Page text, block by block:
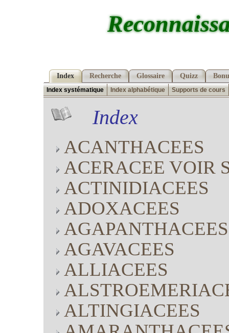
Index Recherche Glossaire Quizz
Index systématique Index alphabétique Supports de cours
Index
ACANTHACEES
ACERACEE VOIR
ACTINIDIACEES
ADOXACEES
AGAPANTHACEES
AGAVACEES
ALLIACEES
ALTINGIACEES